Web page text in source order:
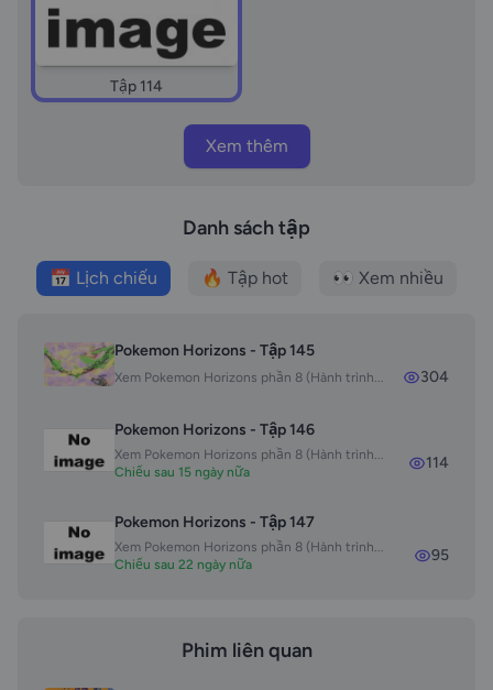
Tập 114
Xem thêm
Danh sách tập
📅 Lịch chiếu 🔥 Tập hot 👀 Xem nhiều
Pokemon Horizons - Tập 145
Xem Pokemon Horizons phần 8 (Hành trình... 304
Pokemon Horizons - Tập 146
Xem Pokemon Horizons phần 8 (Hành trình...
Chiếu sau 15 ngày nữa
114
Pokemon Horizons - Tập 147
Xem Pokemon Horizons phần 8 (Hành trình...
Chiếu sau 22 ngày nữa
95
Phim liên quan